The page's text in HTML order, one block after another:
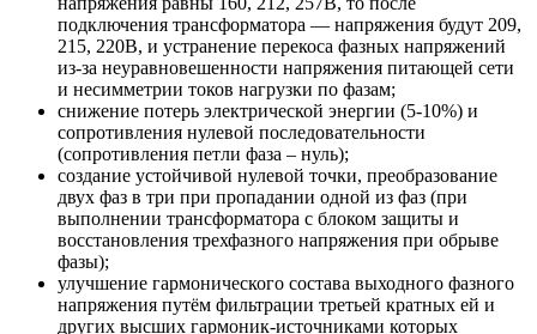
подключения трансформатора — напряжения будут 209,
215, 220В, и устранение перекоса фазных напряжений
из-за неуравновешенности напряжения питающей сети
и несимметрии токов нагрузки по фазам;
снижение потерь электрической энергии (5-10%) и
сопротивления нулевой последовательности
(сопротивления петли фаза – нуль);
создание устойчивой нулевой точки, преобразование
двух фаз в три при пропадании одной из фаз (при
выполнении трансформатора с блоком защиты и
восстановления трехфазного напряжения при обрыве
фазы);
улучшение гармонического состава выходного фазного
напряжения путём фильтрации третьей кратных ей и
других высших гармоник-источниками которых